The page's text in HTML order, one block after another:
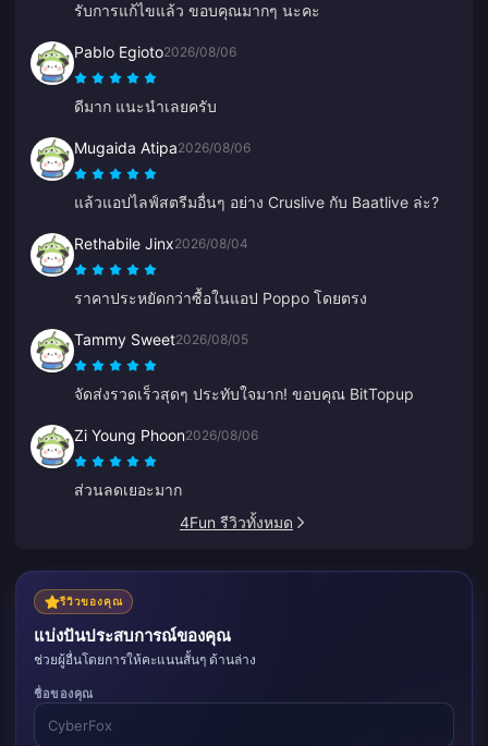
รับการแก้ไขแล้ว ขอบคุณมากๆ นะคะ
Pablo Egioto2026/08/06
ดีมาก แนะนำเลยครับ
Mugaida Atipa2026/08/06
แล้วแอปไลฟ์สตรีมอื่นๆ อย่าง Cruslive กับ Baatlive ล่ะ?
Rethabile Jinx2026/08/04
ราคาประหยัดกว่าซื้อในแอป Poppo โดยตรง
Tammy Sweet2026/08/05
จัดส่งรวดเร็วสุดๆ ประทับใจมาก! ขอบคุณ BitTopup
Zi Young Phoon2026/08/06
ส่วนลดเยอะมาก
4Fun รีวิวทั้งหมด
รีวิวของคุณ
แบ่งปันประสบการณ์ของคุณ
ช่วยผู้อื่นโดยการให้คะแนนสั้นๆ ด้านล่าง
ชื่อของคุณ